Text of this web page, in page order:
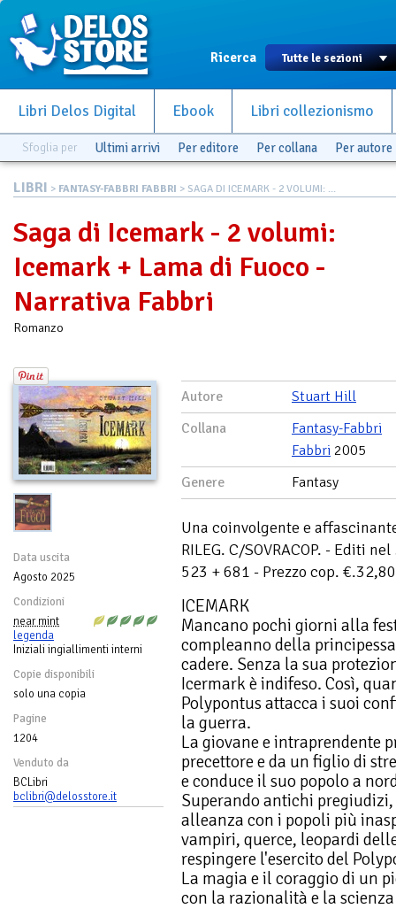
Ricerca
Libri Delos Digital Ebook Libri collezionismo
Sfoglia per Ultimi arrivi Per editore Per collana Per autore
LIBRI > FANTASY-FABBRI FABBRI > SAGA DI ICEMARK - 2 VOLUMI: ...
Saga di Icemark - 2 volumi:
Icemark + Lama di Fuoco -
Narrativa Fabbri
Romanzo
Data uscita
Agosto 2025
Condizioni
near mint
legenda
Iniziali ingiallimenti interni
Copie disponibili
solo una copia
Pagine
1204
Venduto da
BCLibri
bclibri@delosstore.it
Autore
Stuart Hill
Collana
Fantasy-Fabbri
Fabbri 2005
Genere
Fantasy
Una coinvolgente e
RILEG. C/SOVRACOP. - Editi
523 + 681 - Prezzo cop. €.32,80
ICEMARK
Mancano pochi giorni alla
compleanno della
cadere. Senza la sua
Icermark è indifeso. Così,
Polypontus attacca i suoi
la guerra.
La giovane e intraprendente
precettore e da un figlio di
e conduce il suo popolo a
Superando antichi
alleanza con i popoli più
vampiri, querce, leopardi
respingere l'esercito del
La magia e il coraggio di un
con la razionalità e la